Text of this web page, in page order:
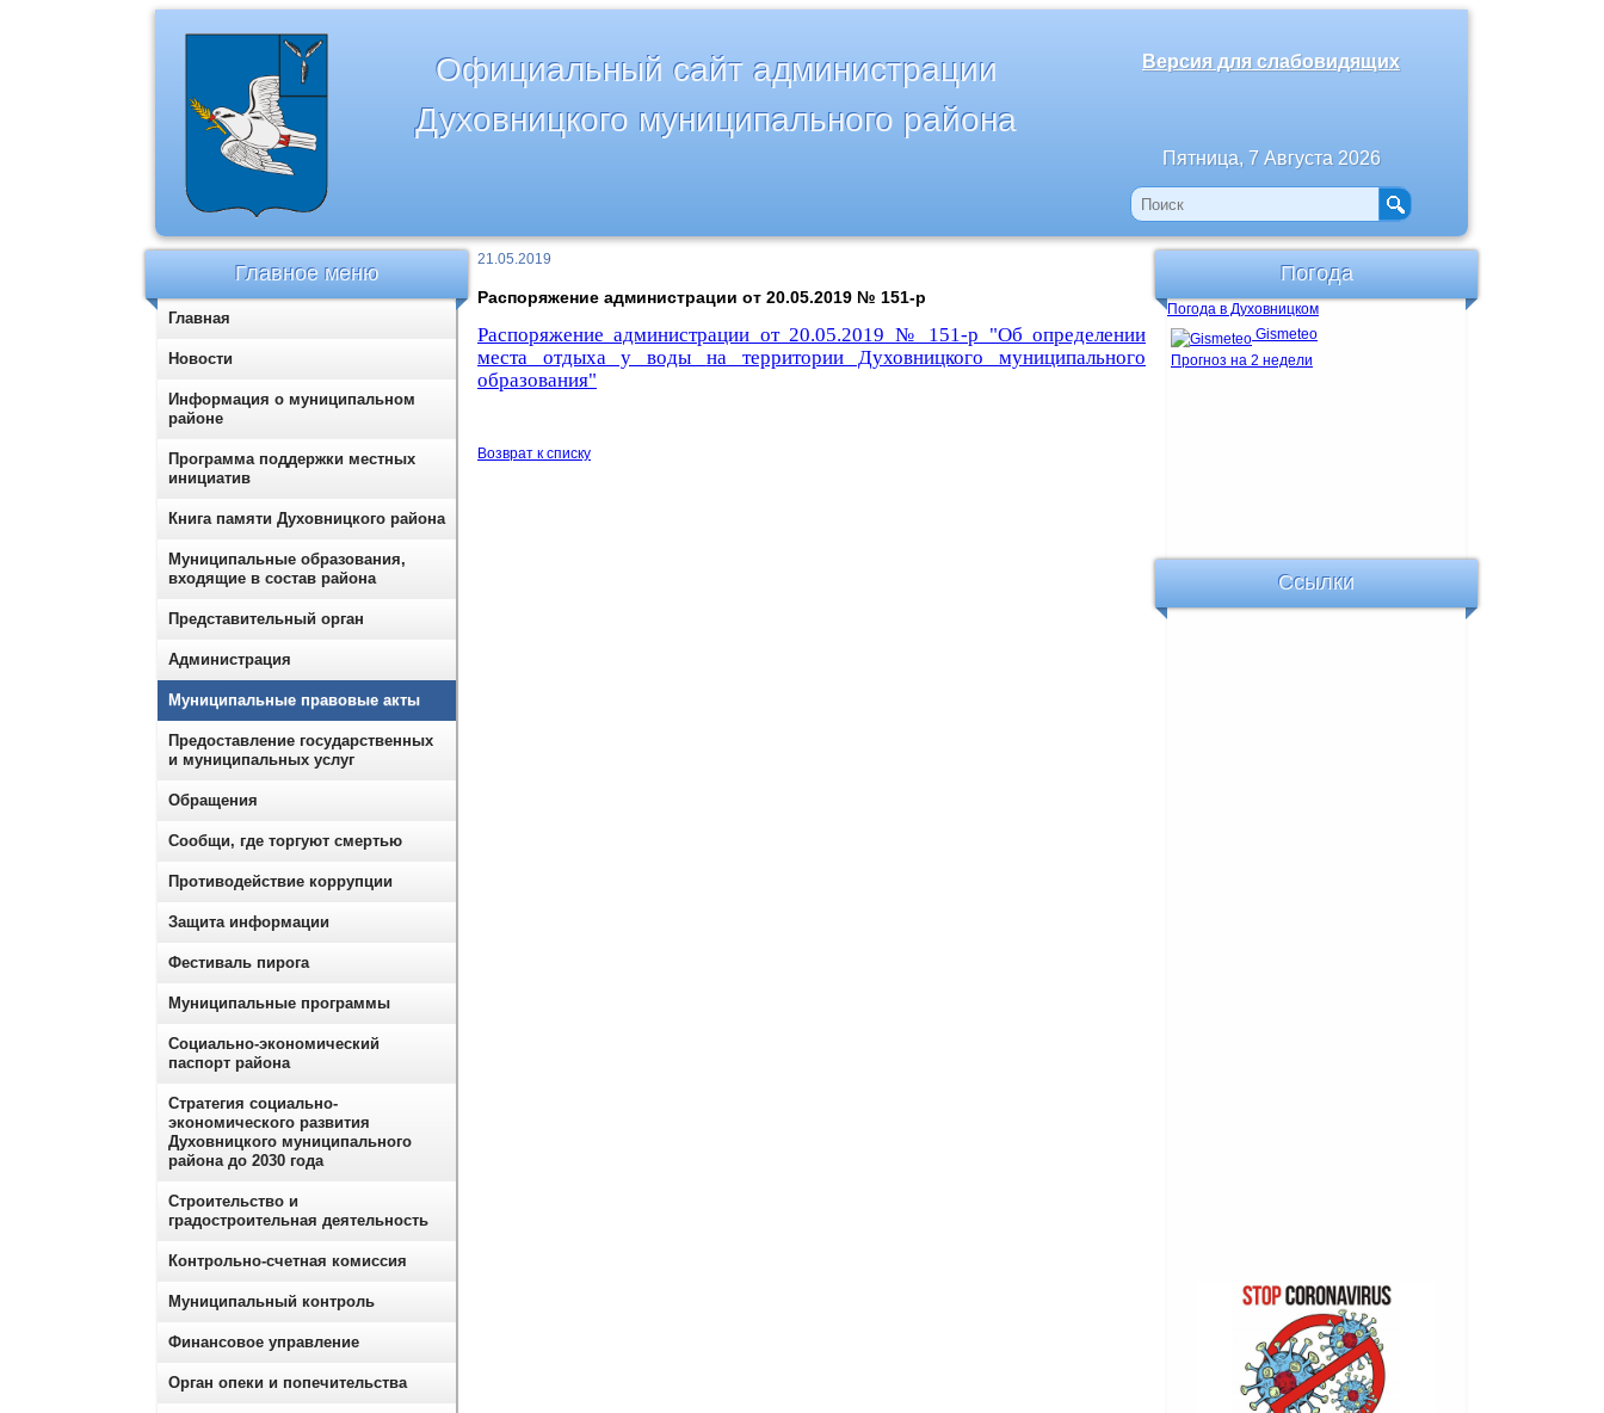
Официальный сайт администрации
Духовницкого муниципального района
Версия для слабовидящих
Пятница, 7 Августа 2026
21.05.2019
Распоряжение администрации от 20.05.2019 № 151-р
Распоряжение администрации от 20.05.2019 № 151-р "Об определении
места отдыха у воды на территории Духовницкого муниципального
образования"
Возврат к списку
Главное меню
Главная
Новости
Информация о муниципальном
районе
Программа поддержки местных
инициатив
Книга памяти Духовницкого района
Муниципальные образования,
входящие в состав района
Представительный орган
Администрация
Муниципальные правовые акты
Предоставление государственных
и муниципальных услуг
Обращения
Сообщи, где торгуют смертью
Противодействие коррупции
Защита информации
Фестиваль пирога
Муниципальные программы
Социально-экономический
паспорт района
Стратегия социально-
экономического развития
Духовницкого муниципального
района до 2030 года
Строительство и
градостроительная деятельность
Контрольно-счетная комиссия
Муниципальный контроль
Финансовое управление
Орган опеки и попечительства
Погода
Погода в Духовницком
Gismeteo
Прогноз на 2 недели
Ссылки